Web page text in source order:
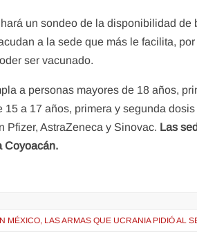
un sondeo de la disponibilidad de
a la sede que más le facilita,
ser vacunado.
a personas mayores de 18 años,
a 17 años, primera y segunda
Pfizer, AstraZeneca y Sinovac. Las
Coyoacán.
MÉXICO, LAS ARMAS QUE UCRANIA PIDIÓ AL